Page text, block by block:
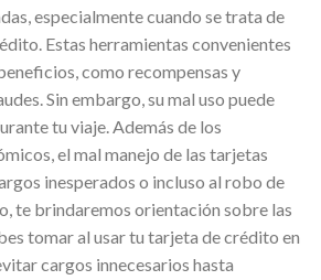
especialmente cuando se trata de
Estas herramientas convenientes
como recompensas y
Sin embargo, su mal uso puede
tu viaje. Además de los
el mal manejo de las tarjetas
inesperados o incluso al robo de
te brindaremos orientación sobre las
tomar al usar tu tarjeta de crédito en
cargos innecesarios hasta